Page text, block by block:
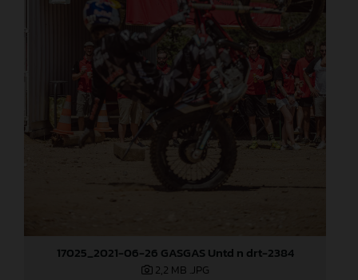
17025_2021-06-26 GASGAS Untd n drt-2384
2,2 MB .JPG